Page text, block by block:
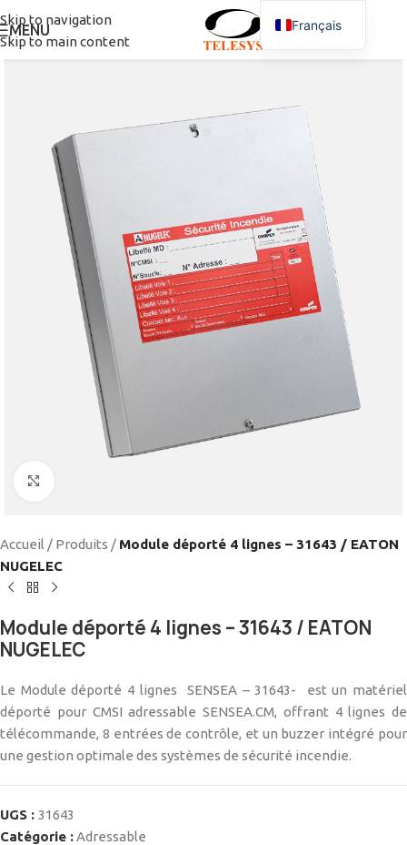
Skip to navigation
Skip to main content
MENU
Accueil / Produits / Module déporté 4 lignes – 31643 / EATON
NUGELEC
Module déporté 4 lignes – 31643 / EATON
NUGELEC
Le Module déporté 4 lignes SENSEA – 31643- est un matériel
déporté pour CMSI adressable SENSEA.CM, offrant 4 lignes de
télécommande, 8 entrées de contrôle, et un buzzer intégré pour
une gestion optimale des systèmes de sécurité incendie.
UGS : 31643
Catégorie :Adressable
Français